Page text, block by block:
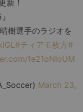
新！
樹選手のラジオを
#ティアモ枚方#
fe21oNIoUM
March 23,